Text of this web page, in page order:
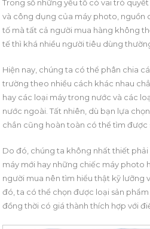
Trong số những yếu tố có vai trò
và công dụng của máy photo, nguồn
tố mà tất cả người mua hàng không
tế thì khá nhiều người tiêu dùng
Hiện nay, chúng ta có thể phân chia
trường theo nhiều cách khác nhau
hay các loại máy trong nước và các
nước ngoài. Tất nhiên, dù bạn lựa
chắn cũng hoàn toàn có thể tìm được
Do đó, chúng ta không nhất thiết
máy mới hay những chiếc máy photo
người mua nên tìm hiểu thật kỹ lưỡng
đó, ta có thể chọn được loại sản
đồng thời có giá thành thích hợp với